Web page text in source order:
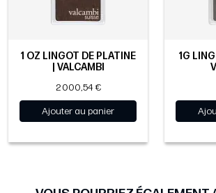
1 OZ LINGOT DE PLATINE
| VALCAMBI
2 000,54 €
Ajouter au panier
1G